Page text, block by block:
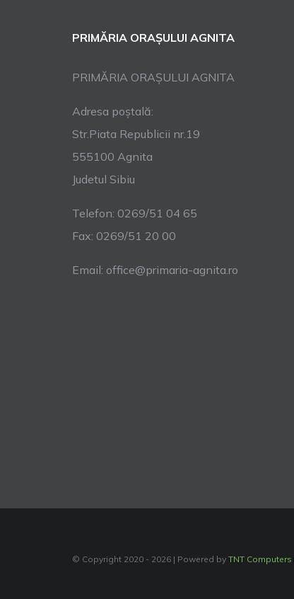
PRIMĂRIA ORAȘULUI AGNITA
PRIMĂRIA ORAȘULUI AGNITA
Adresa poștală:
Str.Piata Republicii nr.19
555100 Agnita
Judetul Sibiu
Telefon: 0269/51 04 65
Fax: 0269/51 20 00
Email: office@primaria-agnita.ro
© Copyright 2020 - 2026 | Powered by TNT Computers